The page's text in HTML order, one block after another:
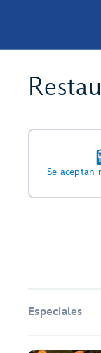
Se aceptan
Especiales